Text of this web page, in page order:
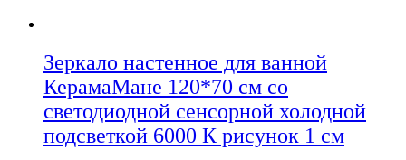
Зеркало настенное для ванной
КерамаМане 120*70 см со
светодиодной сенсорной холодной
подсветкой 6000 К рисунок 1 см